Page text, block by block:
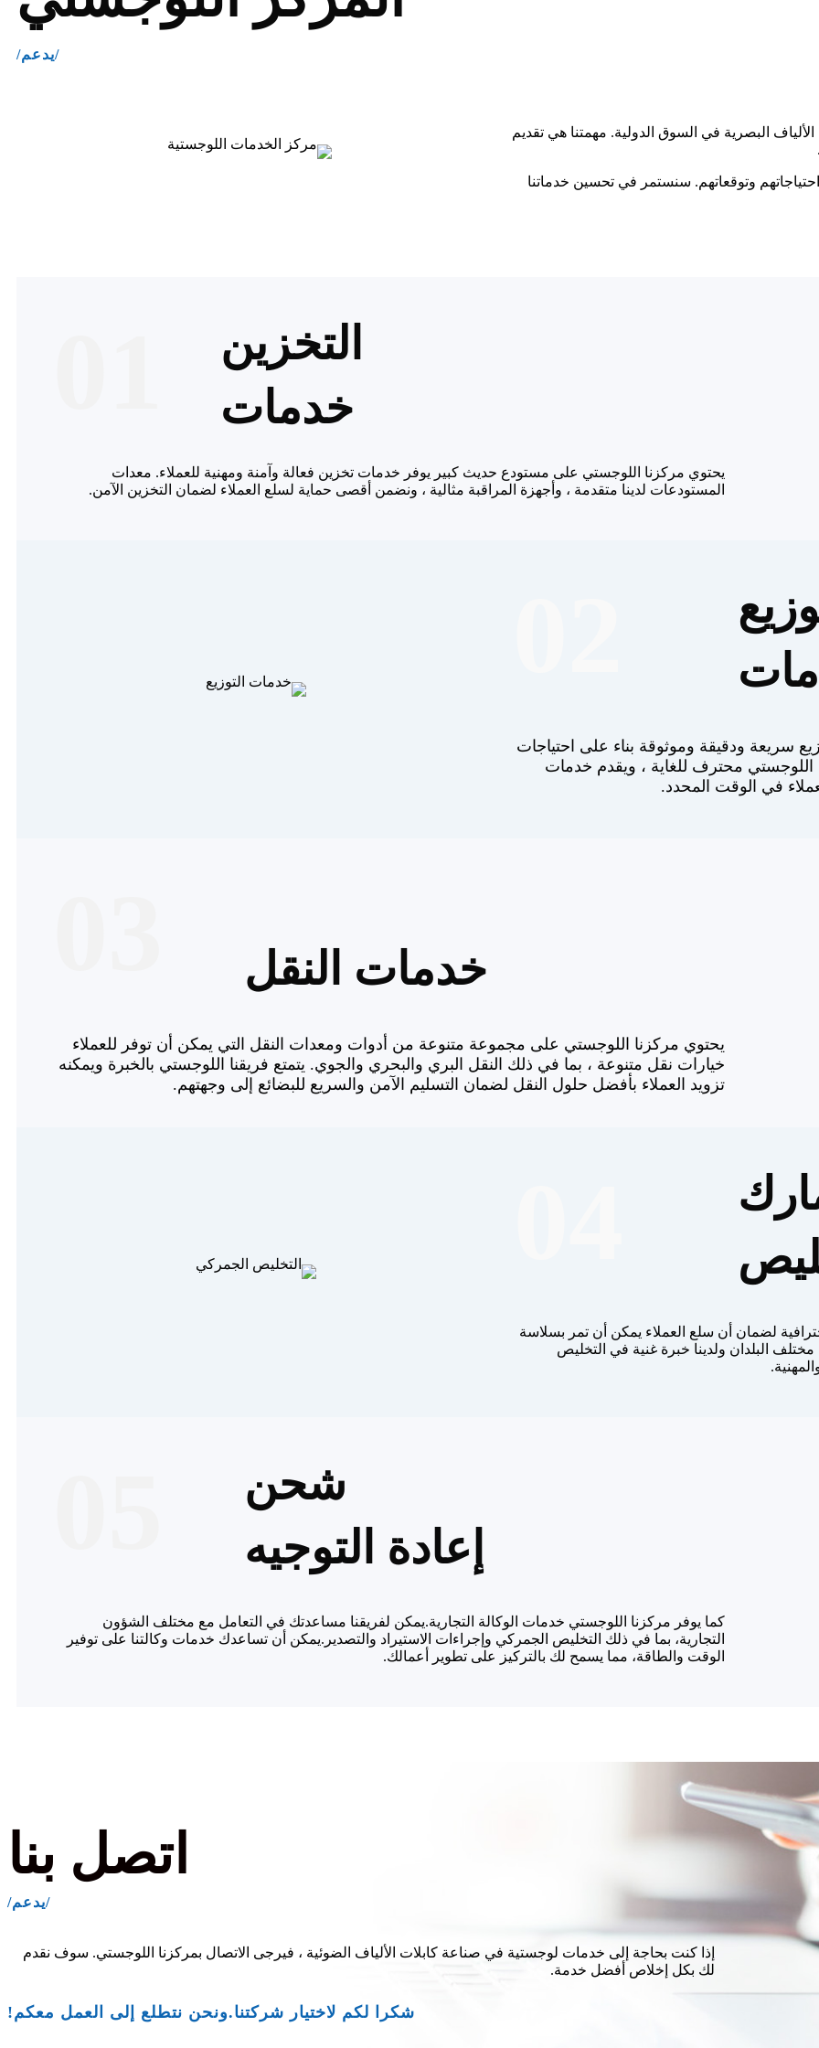
/يدعم/
البصرية في السوق الدولية. مهمتنا هي تقديم
وتوقعاتهم. سنستمر في تحسين خدماتنا
التخزين
خدمات
يحتوي مركزنا اللوجستي على مستودع حديث كبير يوفر خدمات تخزين فعالة وآمنة ومهنية للعملاء. معدات
المستودعات لدينا متقدمة ، وأجهزة المراقبة مثالية ، ونضمن أقصى حماية لسلع العملاء لضمان التخزين الآمن.
سريعة ودقيقة وموثوقة بناء على احتياجات
اللوجستي محترف للغاية ، ويقدم خدمات
في الوقت المحدد.
خدمات النقل
يحتوي مركزنا اللوجستي على مجموعة متنوعة من أدوات ومعدات النقل التي يمكن أن توفر للعملاء
خيارات نقل متنوعة ، بما في ذلك النقل البري والبحري والجوي. يتمتع فريقنا اللوجستي بالخبرة ويمكنه
تزويد العملاء بأفضل حلول النقل لضمان التسليم الآمن والسريع للبضائع إلى وجهتهم.
لضمان أن سلع العملاء يمكن أن تمر بسلاسة
البلدان ولدينا خبرة غنية في التخليص
شحن
إعادة التوجيه
كما يوفر مركزنا اللوجستي خدمات الوكالة التجارية.يمكن لفريقنا مساعدتك في التعامل مع مختلف الشؤون
التجارية، بما في ذلك التخليص الجمركي وإجراءات الاستيراد والتصدير.يمكن أن تساعدك خدمات وكالتنا على توفير
الوقت والطاقة، مما يسمح لك بالتركيز على تطوير أعمالك.
اتصل بنا
/يدعم/
إذا كنت بحاجة إلى خدمات لوجستية في صناعة كابلات الألياف الضوئية ، فيرجى الاتصال بمركزنا اللوجستي. سوف نقدم
لك بكل إخلاص أفضل خدمة.
شكرا لكم لاختيار شركتنا.ونحن نتطلع إلى العمل معكم!